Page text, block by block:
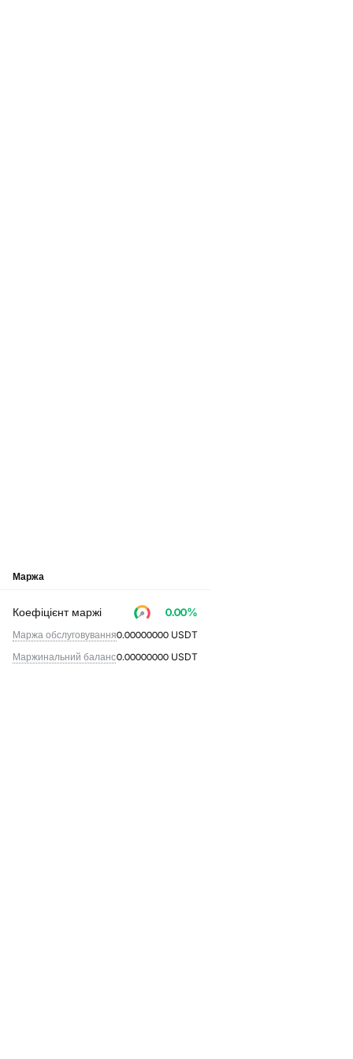
Маржа
Коефіцієнт маржі 0.00%
Маржа обслуговування0.00000000 USDT
Маржинальний баланс0.00000000 USDT